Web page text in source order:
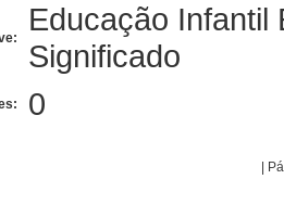
Educação Infantil
Significado
0